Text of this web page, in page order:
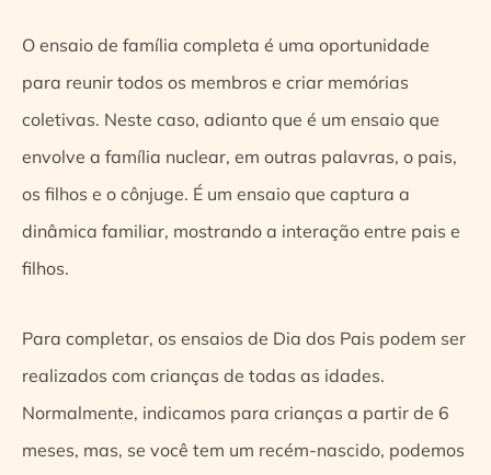
O ensaio de família completa é uma oportunidade
para reunir todos os membros e criar memórias
coletivas. Neste caso, adianto que é um ensaio que
envolve a família nuclear, em outras palavras, o pais,
os filhos e o cônjuge. É um ensaio que captura a
dinâmica familiar, mostrando a interação entre pais e
filhos.
Para completar, os ensaios de Dia dos Pais podem ser
realizados com crianças de todas as idades.
Normalmente, indicamos para crianças a partir de 6
meses, mas, se você tem um recém-nascido, podemos